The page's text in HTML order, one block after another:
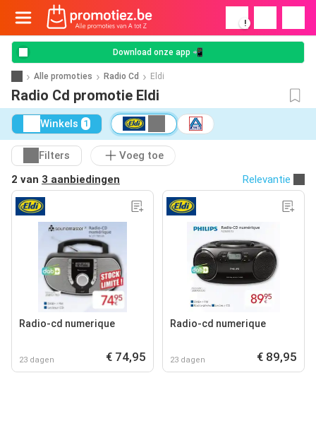
!
Download onze app 📲
Alle promoties Radio Cd Eldi
Radio Cd promotie Eldi
Winkels 1
Filters
Voeg toe
2 van 3 aanbiedingen Relevantie
Radio-cd numerique
23 dagen € 74,95
Radio-cd numerique
23 dagen € 89,95